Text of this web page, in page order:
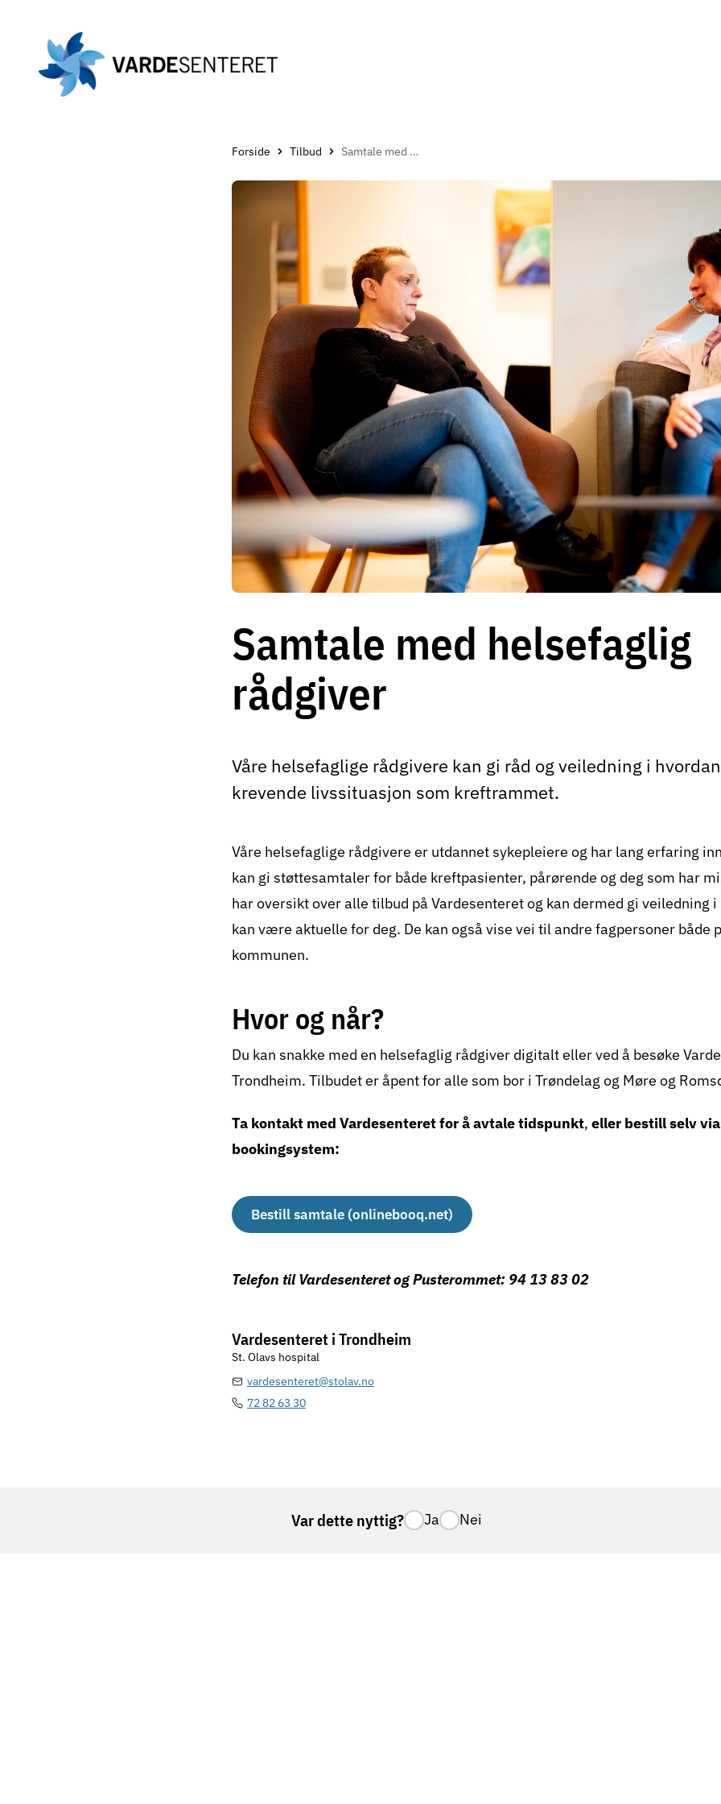
hovedinnholdet
Forside Tilbud Samtale med helsefaglig rådgiver
Samtale med helsefaglig
rådgiver
Våre helsefaglige rådgivere kan gi råd og veiledning i
krevende livssituasjon som kreftrammet.
Våre helsefaglige rådgivere er utdannet sykepleiere og har lang erfaring
kan gi støttesamtaler for både kreftpasienter, pårørende og deg som har
har oversikt over alle tilbud på Vardesenteret og kan dermed gi veiledning
kan være aktuelle for deg. De kan også vise vei til andre fagpersoner både
kommunen.
Hvor og når?
Du kan snakke med en helsefaglig rådgiver digitalt eller ved å besøke
Trondheim. Tilbudet er åpent for alle som bor i Trøndelag og Møre og
Ta kontakt med Vardesenteret for å avtale tidspunkt, eller bestill selv
bookingsystem:
Bestill samtale (onlinebooq.net)
Telefon til Vardesenteret og Pusterommet: 94 13 83 02
Vardesenteret i Trondheim
St. Olavs hospital
vardesenteret@stolav.no
72 82 63 30
Var dette nyttig? Ja Nei